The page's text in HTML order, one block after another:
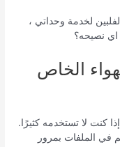
لخدمة وحداتي ،
نصيحه؟
الخاص
كل 3 أشهر ، حتى إذا كنت لا تستخدمه كثيرًا.
في الملفات بمرور